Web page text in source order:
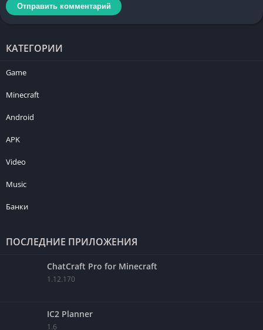
КАТЕГОРИИ
Game
Minecraft
Android
APK
Video
Music
Банки
ПОСЛЕДНИЕ ПРИЛОЖЕНИЯ
ChatCraft Pro for Minecraft
1.12.170
IC2 Planner
1.6